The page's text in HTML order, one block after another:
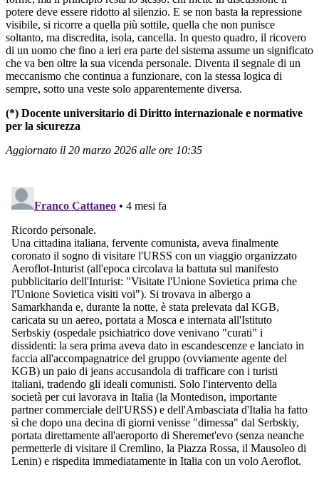
potere deve essere ridotto al silenzio. E se non basta la repressione
visibile, si ricorre a quella più sottile, quella che non punisce
soltanto, ma discredita, isola, cancella. In questo quadro, il ricovero
di un uomo che fino a ieri era parte del sistema assume un significato
che va ben oltre la sua vicenda personale. Diventa il segnale di un
meccanismo che continua a funzionare, con la stessa logica di
sempre, sotto una veste solo apparentemente diversa.
(*) Docente universitario di Diritto internazionale e normative
per la sicurezza
Aggiornato il 20 marzo 2026 alle ore 10:35